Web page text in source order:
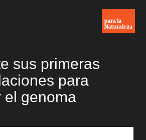
sus primeras
para
el genoma